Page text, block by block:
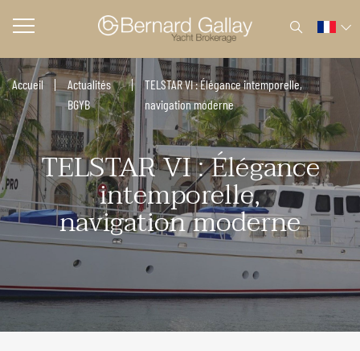
Accueil
Actualités
BGYB
TELSTAR VI : Élégance intemporelle,
navigation moderne
TELSTAR VI : Élégance
intemporelle,
navigation moderne